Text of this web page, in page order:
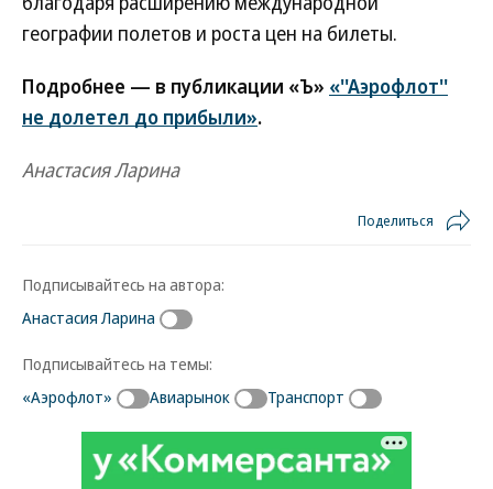
географии полетов и роста цен на билеты.
Подробнее — в публикации «Ъ» «''Аэрофлот''
не долетел до прибыли».
Анастасия Ларина
Поделиться
Подписывайтесь на автора:
Анастасия Ларина
Подписывайтесь на темы:
«Аэрофлот»
Авиарынок Транспорт